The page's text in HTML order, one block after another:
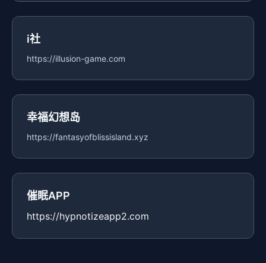
i社
https://illusion-game.com
幸福幻想岛
https://fantasyofblissisland.xyz
催眠APP
https://hypnotizeapp2.com